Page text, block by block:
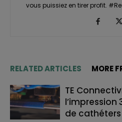
vous puissiez en tirer profit.
RELATED ARTICLES MORE
TE
de cathéters